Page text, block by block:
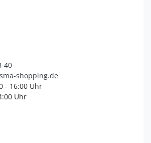
40
shopping.de
- 16:00 Uhr
Uhr